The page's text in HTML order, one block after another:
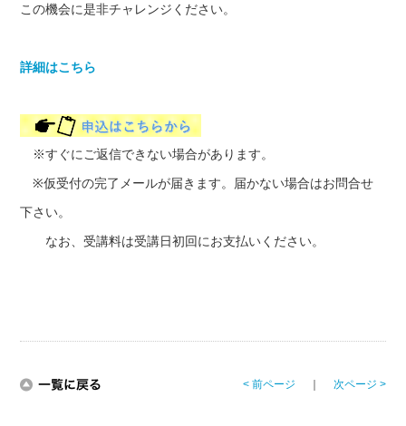
この機会に是非チャレンジください。
詳細はこちら
※すぐにご返信できない場合があります。
※仮受付の完了メールが届きます。届かない場合はお問合せ
下さい。
なお、受講料は受講日初回にお支払いください。
次ページ >
｜
< 前ページ